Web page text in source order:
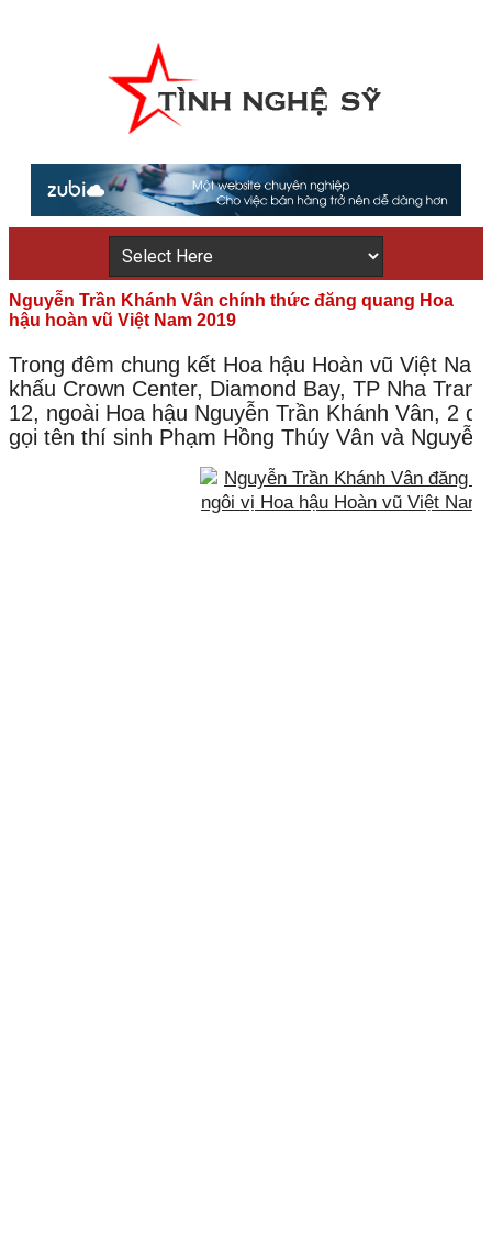
Nguyễn Trần Khánh Vân chính thức đăng quang Hoa
hậu hoàn vũ Việt Nam 2019
Trong đêm chung kết Hoa hậu Hoàn vũ Việt
khấu Crown Center, Diamond Bay, TP Nha
12, ngoài Hoa hậu Nguyễn Trần Khánh Vân, 2
gọi tên thí sinh Phạm Hồng Thúy Vân và